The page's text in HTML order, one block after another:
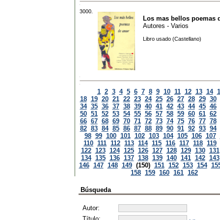
3000.
Los mas bellos poemas
Autores - Varios
Libro usado (Castellano)
1 2 3 4 5 6 7 8 9 10 11 12 13 14
18 19 20 21 22 23 24 25 26 27 28 29 30
34 35 36 37 38 39 40 41 42 43 44 45 46
50 51 52 53 54 55 56 57 58 59 60 61 62
66 67 68 69 70 71 72 73 74 75 76 77 78
82 83 84 85 86 87 88 89 90 91 92 93 94
98 99 100 101 102 103 104 105 106 107
110 111 112 113 114 115 116 117 118 119
122 123 124 125 126 127 128 129 130 131
134 135 136 137 138 139 140 141 142 143
146 147 148 149 (150) 151 152 153 154
158 159 160 161 162
Búsqueda
Autor: